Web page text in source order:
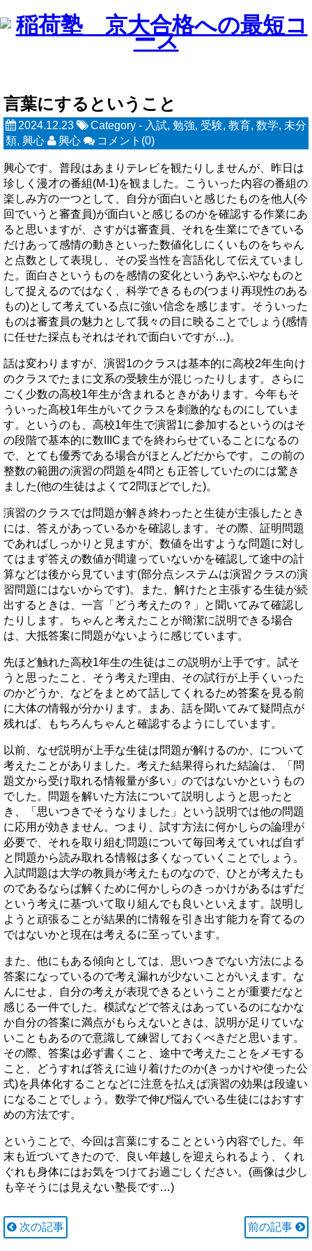
言葉にするということ
2024.12.23 Category - 入試, 勉強, 受験, 教育, 数学, 未分
類, 興心 興心 コメント(0)
興心です。普段はあまりテレビを観たりしませんが、昨日は
珍しく漫才の番組(M-1)を観ました。こういった内容の番組の
楽しみ方の一つとして、自分が面白いと感じたものを他人(今
回でいうと審査員)が面白いと感じるのかを確認する作業にあ
ると思いますが、さすがは審査員、それを生業にできている
だけあって感情の動きといった数値化しにくいものをちゃん
と点数として表現し、その妥当性を言語化して伝えていまし
た。面白さというものを感情の変化というあやふやなものと
して捉えるのではなく、科学できるもの(つまり再現性のある
もの)として考えている点に強い信念を感じます。そういった
ものは審査員の魅力として我々の目に映ることでしょう(感情
に任せた採点もそれはそれで面白いですが…)。
話は変わりますが、演習1のクラスは基本的に高校2年生向け
のクラスでたまに文系の受験生が混じったりします。さらに
ごく少数の高校1年生が含まれるときがあります。今年もそ
ういった高校1年生がいてクラスを刺激的なものにしていま
す。というのも、高校1年生で演習1に参加するというのはそ
の段階で基本的に数IIICまでを終わらせていることになるの
で、とても優秀である場合がほとんどだからです。この前の
整数の範囲の演習の問題を4問とも正答していたのには驚き
ました(他の生徒はよくて2問ほどでした)。
演習のクラスでは問題が解き終わったと生徒が主張したとき
には、答えがあっているかを確認します。その際、証明問題
であればしっかりと見ますが、数値を出すような問題に対し
てはまず答えの数値が間違っていないかを確認して途中の計
算などは後から見ています(部分点システムは演習クラスの演
習問題にはないからです)。また、解けたと主張する生徒が続
出するときは、一言「どう考えたの？」と聞いてみて確認し
たりします。ちゃんと考えたことが簡潔に説明できる場合
は、大抵答案に問題がないように感じています。
先ほど触れた高校1年生の生徒はこの説明が上手です。試そ
うと思ったこと、そう考えた理由、その試行が上手くいった
のかどうか、などをまとめて話してくれるため答案を見る前
に大体の情報が分かります。まあ、話を聞いてみて疑問点が
残れば、もちろんちゃんと確認するようにしています。
以前、なぜ説明が上手な生徒は問題が解けるのか、について
考えたことがありました。考えた結果得られた結論は、「問
題文から受け取れる情報量が多い」のではないかというもの
でした。問題を解いた方法について説明しようと思ったと
き、「思いつきでそうなりました」という説明では他の問題
に応用が効きません。つまり、試す方法に何かしらの論理が
必要で、それを取り組む問題について毎回考えていれば自ず
と問題から読み取れる情報は多くなっていくことでしょう。
入試問題は大学の教員が考えたものなので、ひとが考えたも
のであるならば解くために何かしらのきっかけがあるはずだ
という考えに基づいて取り組んでも良いといえます。説明し
ようと頑張ることが結果的に情報を引き出す能力を育てるの
ではないかと現在は考えるに至っています。
また、他にもある傾向としては、思いつきでない方法による
答案になっているので考え漏れが少ないことがいえます。な
んにせよ、自分の考えが表現できるということが重要だなと
感じる一件でした。模試などで答えはあっているのになかな
か自分の答案に満点がもらえないときは、説明が足りていな
いこともあるので意識して練習しておくべきだと思います。
その際、答案は必ず書くこと、途中で考えたことをメモする
こと、どうすれば答えに辿り着けたのか(きっかけや使った公
式)を具体化することなどに注意を払えば演習の効果は段違い
になることでしょう。数学で伸び悩んでいる生徒にはおすす
めの方法です。
ということで、今回は言葉にすることという内容でした。年
末も近づいてきたので、良い年越しを迎えられるよう、くれ
ぐれも身体にはお気をつけてお過ごしください。(画像は少し
も辛そうには見えない塾長です…)
次の記事 前の記事